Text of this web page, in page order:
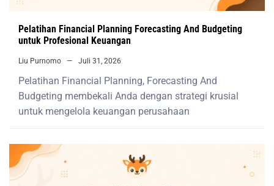
Pelatihan Financial Planning Forecasting And Budgeting
untuk Profesional Keuangan
Liu Purnomo Juli 31, 2026
Pelatihan Financial Planning, Forecasting And
Budgeting membekali Anda dengan strategi krusial
untuk mengelola keuangan perusahaan